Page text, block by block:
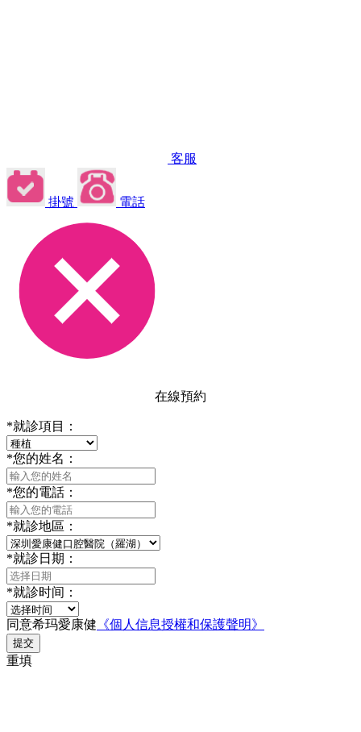
客服
掛號 電話
在線預約
*就診項目：
*您的姓名：
*您的電話：
*就診地區：
*就診日期：
*就診时间：
同意希玛愛康健 《個人信息授權和保護聲明》
提交
重填